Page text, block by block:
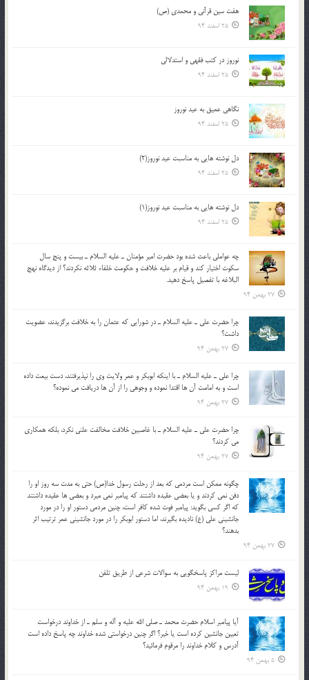
هفت سین قرآنی و محمدی (ص)
25 اسفند 94
نوروز در كتب فقهى و استدلالى‏
25 اسفند 94
نگاهى عميق به عيد نوروز
25 اسفند 94
دل نوشته هایی به مناسبت عید نوروز(2)
25 اسفند 94
دل نوشته هایی به مناسبت عید نوروز(1)
25 اسفند 94
چه عواملي باعث شده بود حضرت امير مؤمنان ـ عليه السلام ـ بيست و پنج سال
سکوت اختيار کند و قيام بر عليه خلافت و حکومت خلفاء ثلاثه نکردند؟ از ديدگاه نهج
البلاغه با تفصيل پاسخ دهيد.
27 بهمن 94
چرا حضرت علي ـ عليه السلام ـ در شورايي كه عثمان را به خلافت برگزيدند، عضويت
داشت؟
27 بهمن 94
چرا علي ـ عليه السلام ـ با اينكه ابوبكر و عمر ولايت وي را نپذيرفتند، دست بيعت داده
است و به امامت آن ها اقتدا نموده و وجوهي را از آن ها دريافت مي نموده؟
27 بهمن 94
چرا حضرت علي ـ عليه السلام ـ با غاصبين خلافت مخالفت علني نکرد، بلكه همكاري
مي کردند؟
27 بهمن 94
چگونه ممكن است مردمي كه بعد از رحلت رسول خدا(ص) حتی به مدت سه روز او را
دفن نمي كردند و یا بعضي عقيده داشتند كه پيامبر نمي ميرد و بعضي ها عقيده داشتند
كه اگر كسي بگويد: پيامبر فوت شده كافر است، چنین مردمی دستور او را در مورد
جانشيني علي (ع) ناديده بگيرند، اما دستور ابوبكر را در مورد جانشيني عمر ترتیب اثر
بدهند؟
27 بهمن 94
لیست مراکز پاسخگویی به سوالات شرعی از طریق تلفن
19 بهمن 94
آيا پيامبر اسلام حضرت محمد ـ صلي الله عليه و آله و سلم ـ از خداوند درخواست
تعيين جانشين کرده است يا خير؟ اگر چنين درخواستي شده خداوند چه پاسخ داده است
آدرس و کلام خداوند را مرقوم فرمائيد؟
5 بهمن 94